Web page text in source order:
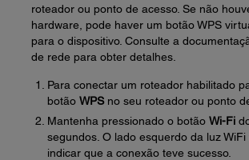
roteador ou ponto de acesso. Se não
hardware, pode haver um botão WPS
para o dispositivo. Consulte a
de rede para obter detalhes.
Para conectar um roteador habilitado
botão WPSno seu roteador ou ponto
Mantenha pressionado o botão Wi-Fi
segundos. O lado esquerdo da luz
indicar que a conexão teve sucesso.